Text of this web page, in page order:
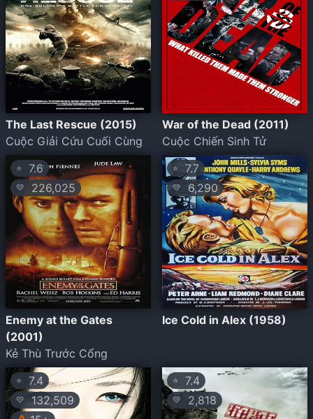
The Last Rescue (2015)
Cuộc Giải Cứu Cuối Cùng
War of the Dead (2011)
Cuộc Chiến Sinh Tử
⭐ 7.6
💛 226,025
Enemy at the Gates
(2001)
Kẻ Thù Trước Cổng
⭐ 7.7
💛 6,290
Ice Cold in Alex (1958)
⭐ 7.4
💛
132,509
⭐ 7.4
💛 2,818